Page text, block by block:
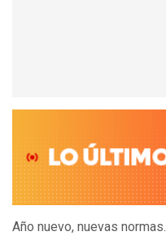
Año nuevo, nuevas normas.